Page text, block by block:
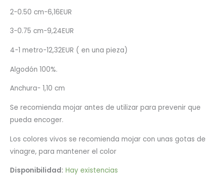
2-0.50 cm-6,16EUR
3-0.75 cm-9,24EUR
4-1 metro-12,32EUR ( en una pieza)
Algodón 100%.
Anchura- 1,10 cm
Se recomienda mojar antes de utilizar para prevenir que
pueda encoger.
Los colores vivos se recomienda mojar con unas gotas de
vinagre, para mantener el color
Disponibilidad: Hay existencias